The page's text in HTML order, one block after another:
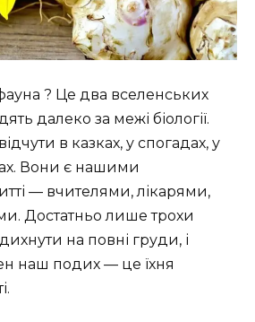
? Це два вселенських
далеко за межі біології.
в казках, у спогадах, у
Вони є нашими
— вчителями, лікарями,
Достатньо лише трохи
на повні груди, і
наш подих — це їхня